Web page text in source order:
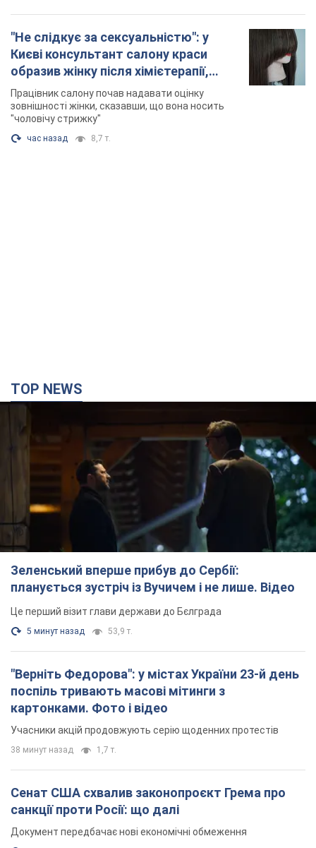
"Не слідкує за сексуальністю": у
Києві консультант салону краси
образив жінку після хімієтерапії,
розгорівся скандал. Фото
Працівник салону почав надавати оцінку
зовнішності жінки, сказавши, що вона носить
"чоловічу стрижку"
час назад 8,7 т.
TOP NEWS
Зеленський вперше прибув до Сербії:
планується зустріч із Вучичем і не лише. Відео
Це перший візит глави держави до Бєлграда
5 минут назад 53,9 т.
"Верніть Федорова": у містах України 23-й день
поспіль тривають масові мітинги з
картонками. Фото і відео
Учасники акцій продовжують серію щоденних протестів
38 минут назад 1,7 т.
Сенат США схвалив законопроєкт Грема про
санкції проти Росії: що далі
Документ передбачає нові економічні обмеження